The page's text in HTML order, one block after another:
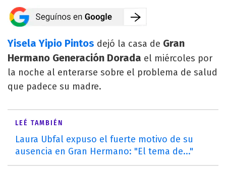
Yisela Yipio Pintos dejó la casa de Gran
Hermano Generación Dorada el miércoles por
la noche al enterarse sobre el problema de salud
que padece su madre.
LEÉ TAMBIÉN
Laura Ubfal expuso el fuerte motivo de su
ausencia en Gran Hermano: "El tema de..."